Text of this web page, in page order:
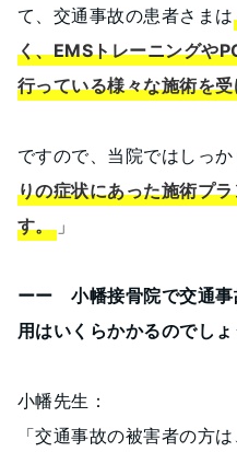
て、交通事故の患者さまは
く、EMSトレーニングや
行っている様々な施術を
ですので、当院ではしっか
りの症状にあった施術プ
す。 」
ーー 小幡接骨院で交通事
用はいくらかかるのでしょ
小幡先生：
「交通事故の被害者の方